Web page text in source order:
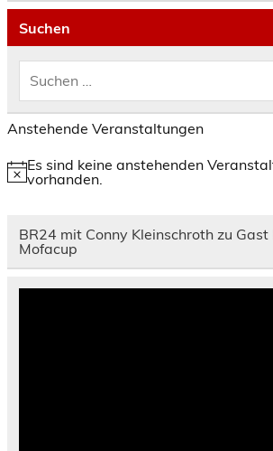
Suchen
Anstehende Veranstaltungen
Hinweis
Es sind keine anstehenden
vorhanden.
BR24 mit Conny Kleinschroth zu
Mofacup